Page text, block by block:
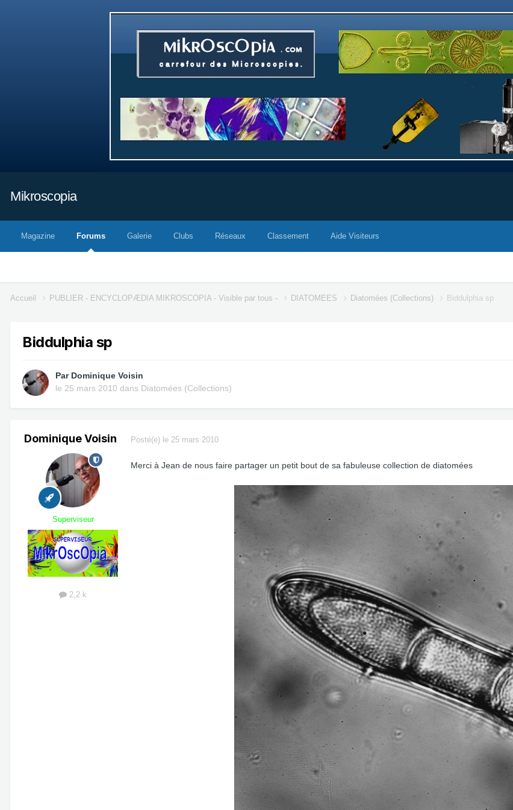
Mikroscopia
Magazine Forums Galerie Clubs Réseaux Classement Aide Visiteurs
Accueil PUBLIER - ENCYCLOPÆDIA MIKROSCOPIA - Visible par tous - DIATOMEES Diatomées (Collections) Biddulphia sp
Biddulphia sp
Par Dominique Voisin
le 25 mars 2010 dans Diatomées (Collections)
Dominique Voisin
Superviseur
2,2 k
Posté(e) le 25 mars 2010
Merci à Jean de nous faire partager un petit bout de sa fabuleuse collection de diatomées